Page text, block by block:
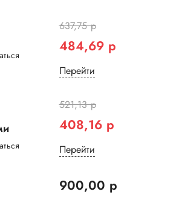
637,75 р
484,69 р
Перейти
521,13 р
408,16 р
Перейти
900,00 р